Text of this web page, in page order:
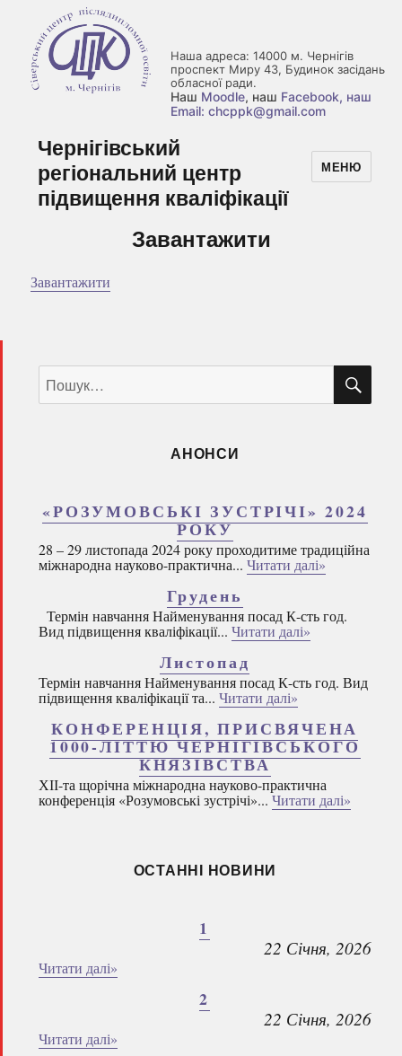
Наша адреса: 14000 м. Чернігів
проспект Миру 43, Будинок засідань
обласної ради.
Наш Moodle, наш Facebook, наш
Email: chcppk@gmail.com
Чернігівський
регіональний центр
підвищення кваліфікації
МЕНЮ
Завантажити
Завантажити
за
запитом:
АНОНСИ
«РОЗУМОВСЬКІ ЗУСТРІЧІ» 2024
РОКУ
28 – 29 листопада 2024 року проходитиме традиційна
міжнародна науково-практична... Читати далі»
Грудень
Термін навчання Найменування посад К-сть год.
Вид підвищення кваліфікації... Читати далі»
Листопад
Термін навчання Найменування посад К-сть год. Вид
підвищення кваліфікації та... Читати далі»
КОНФЕРЕНЦІЯ, ПРИСВЯЧЕНА
1000-ЛІТТЮ ЧЕРНІГІВСЬКОГО
КНЯЗІВСТВА
ХІІ-та щорічна міжнародна науково-практична
конференція «Розумовські зустрічі»... Читати далі»
ОСТАННІ НОВИНИ
1
22 Січня, 2026
Читати далі»
2
22 Січня, 2026
Читати далі»